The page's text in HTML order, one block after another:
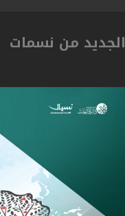
الجديد من نسمات